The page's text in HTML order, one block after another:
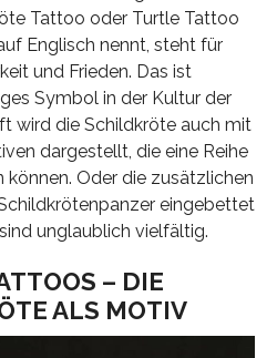
Tattoo oder Turtle Tattoo
Englisch nennt, steht für
und Frieden. Das ist
Symbol in der Kultur der
wird die Schildkröte auch mit
dargestellt, die eine Reihe
Oder die zusätzlichen
eingebettet
unglaublich vielfältig.
– DIE
ALS MOTIV